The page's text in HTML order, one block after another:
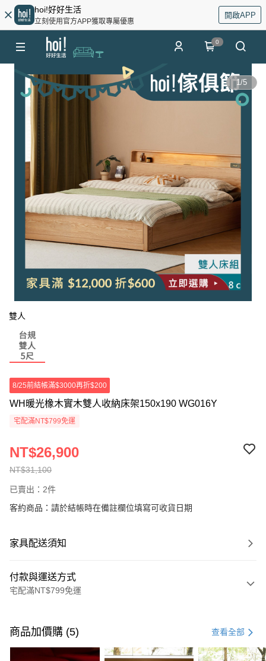
hoi!好好生活
立刻使用官方APP獲取專屬優惠
開啟APP
0
1/5
雙人
8/25前結帳滿$3000再折$200
WH暖光橡木實木雙人收納床架150x190 WG016Y
宅配滿NT$799免運
NT$31,100
NT$26,900
已賣出：2件
客約商品：請於結帳時在備註欄位填寫可收貨日期
家具配送須知
付款與運送方式
宅配滿NT$799免運
信用卡一次付款
信用卡分期付款
商品加價購 (5) 查看全部